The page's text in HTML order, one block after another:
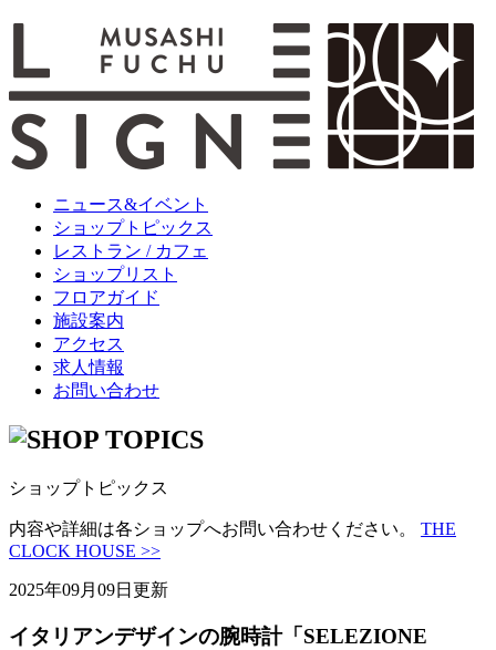
ニュース&イベント
ショップトピックス
レストラン / カフェ
ショップリスト
フロアガイド
施設案内
アクセス
求人情報
お問い合わせ
ショップトピックス
内容や詳細は各ショップへお問い合わせください。 THE
CLOCK HOUSE >>
2025年09月09日更新
イタリアンデザインの腕時計「SELEZIONE